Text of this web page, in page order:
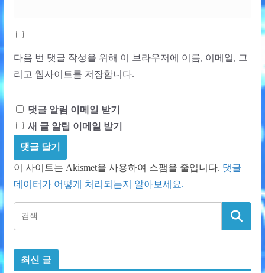
다음 번 댓글 작성을 위해 이 브라우저에 이름, 이메일, 그
리고 웹사이트를 저장합니다.
댓글 알림 이메일 받기
새 글 알림 이메일 받기
이 사이트는 Akismet을 사용하여 스팸을 줄입니다. 댓글
데이터가 어떻게 처리되는지 알아보세요.
최신 글